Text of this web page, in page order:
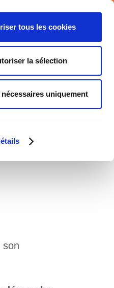
tous les cookies
la sélection
uniquement
son